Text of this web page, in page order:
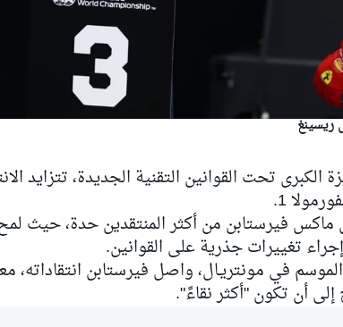
ريسينغ
تحت القوانين التقنية الجديدة، تتزايد
1.
ماكس فيرستابن من أكثر المنتقدين حدة، حيث
تغييرات جذرية على القوانين.
في مونتريـال، واصل فيرستابن انتقاداته،
أن تكون "أكثر نقاءً".